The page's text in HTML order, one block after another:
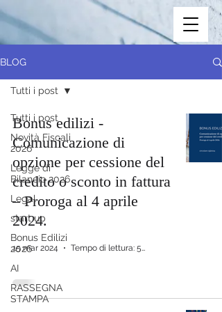
BLOG
Tutti i post
Novità Fiscali
2026
Legge di
Bilancio 2026
Legal
start up
Bonus Edilizi
2026
AI
RASSEGNA
STAMPA
Tutti i post
Bonus edilizi -
Comunicazione di
opzione per cessione del
credito o sconto in fattura
– Proroga al 4 aprile
2024.
15 mar 2024 Tempo di lettura: 5 min